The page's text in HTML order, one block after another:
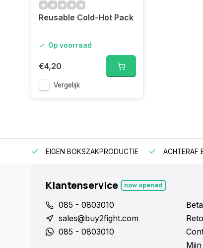
Reusable Cold-Hot Pack
Op voorraad
€4,20
Vergelijk
EIGEN BOKSZAKPRODUCTIE ACHTERAF
Klantenservice now opened
085 - 0803010
sales@buy2fight.com
085 - 0803010